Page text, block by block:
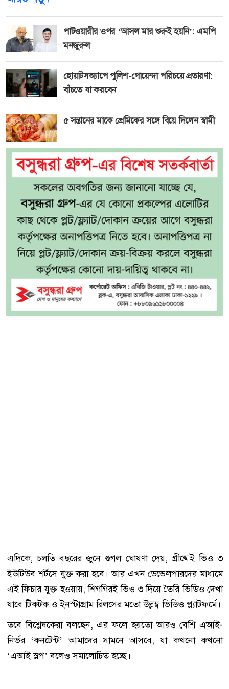
পাটওয়ারীর ওপর ‘আসল মার শুরুই হয়নি’: এমপি
মনজুরুল
হোয়াটসঅ্যাপে পুলিশ-গোয়েন্দা পরিচয়ে প্রতারণা:
বাঁচতে যা করবেন
৫ সন্তানের মাকে প্রেমিকের সঙ্গে বিয়ে দিলেন স্বামী
এদিকে, চলতি বছরের জুনে গুগল ঘোষণা দেয়, গ্রীষ্মেই ভিও ৩
ইউটিউব শর্টসে যুক্ত করা হবে। আর এখন ডেভেলপারদের মাধ্যমে
এই ফিচার যুক্ত হওয়ায়, শিগগিরই ভিও ৩ দিয়ে তৈরি ভিডিও দেখা
যাবে টিকটক ও ইনস্টাগ্রাম রিলসের মতো উল্লম্ব ভিডিও প্ল্যাটফর্মে।
তবে বিশ্লেষকেরা বলছেন, এর ফলে হয়তো আরও বেশি এআই-
নির্ভর ‘কনটেন্ট’ আমাদের সামনে আসবে, যা কখনো কখনো
‘এআই স্লপ’ বলেও সমালোচিত হচ্ছে।